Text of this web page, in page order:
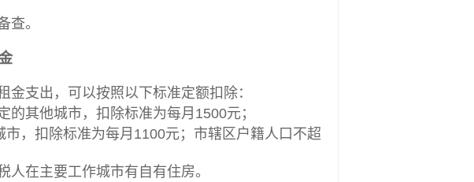
查。
支出，可以按照以下标准定额扣除：
其他城市，扣除标准为每月1500元；
，扣除标准为每月1100元；市辖区户籍人口不超
在主要工作城市有自有住房。